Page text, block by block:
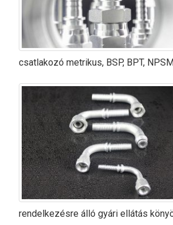
csatlakozó metrikus, BSP, BPT,
rendelkezésre álló gyári ellátás